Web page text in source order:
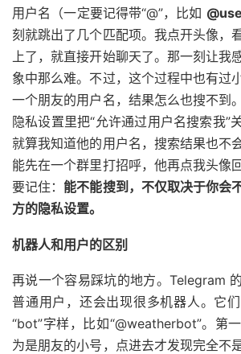
用户名（一定要记得带“@”，比如
刻就跳出了几个匹配项。我点开头像，
上了，就直接开始聊天了。那一刻让我
象中那么难。不过，这个过程中也有过
一个朋友的用户名，结果怎么也搜不到
隐私设置里把“允许通过用户名搜索我”
就算我知道他的用户名，搜索结果也不
能先在一个群里打招呼，他再点我头像
要记住： 能不能搜到，不仅取决于你会
方的隐私设置。
机器人和用户的区别
再说一个容易踩坑的地方。Telegram
普通用户，还会出现很多机器人。它
“bot”字样，比如“@weatherbot”。第
为是朋友的小号，点进去才发现完全不